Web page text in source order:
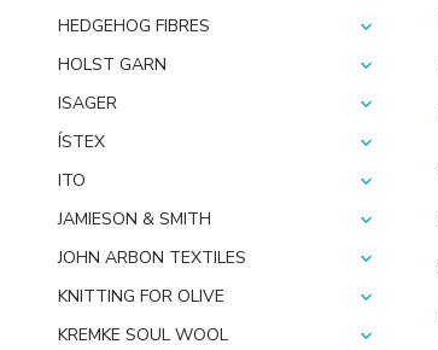
HEDGEHOG FIBRES
HOLST GARN
ISAGER
ÍSTEX
ITO
JAMIESON & SMITH
JOHN ARBON TEXTILES
KNITTING FOR OLIVE
KREMKE SOUL WOOL